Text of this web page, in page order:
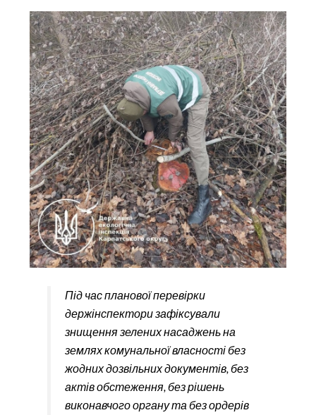
Під час планової перевірки
держінспектори зафіксували
знищення зелених насаджень на
землях комунальної власності без
жодних дозвільних документів, без
актів обстеження, без рішень
виконавчого органу та без ордерів